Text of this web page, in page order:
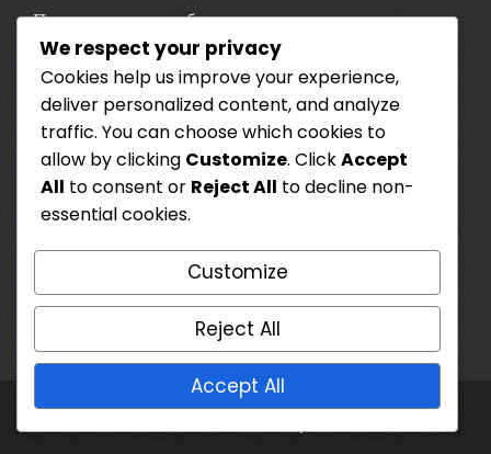
Предпочитания за бисквитки
Връзка с нас
Кои сме ние
Условия за ползване
Политика за поверителност
ТЪРСЕНЕ
Search
We respect your privacy
Cookies help us improve your experience,
deliver personalized content, and analyze
traffic. You can choose which cookies to
allow by clicking Customize. ClickAccept
All to consent or Reject All to decline non-
essential cookies.
Customize
Reject All
Accept All